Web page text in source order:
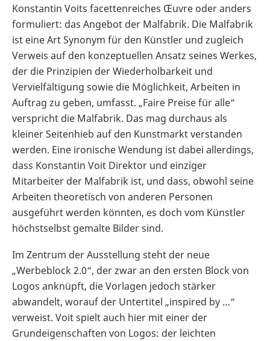
Konstantin Voits facettenreiches Œuvre oder anders
formuliert: das Angebot der Malfabrik. Die Malfabrik
ist eine Art Synonym für den Künstler und zugleich
Verweis auf den konzeptuellen Ansatz seines Werkes,
der die Prinzipien der Wiederholbarkeit und
Vervielfältigung sowie die Möglichkeit, Arbeiten in
Auftrag zu geben, umfasst. „Faire Preise für alle“
verspricht die Malfabrik. Das mag durchaus als
kleiner Seitenhieb auf den Kunstmarkt verstanden
werden. Eine ironische Wendung ist dabei allerdings,
dass Konstantin Voit Direktor und einziger
Mitarbeiter der Malfabrik ist, und dass, obwohl seine
Arbeiten theoretisch von anderen Personen
ausgeführt werden könnten, es doch vom Künstler
höchstselbst gemalte Bilder sind.
Im Zentrum der Ausstellung steht der neue
„Werbeblock 2.0“, der zwar an den ersten Block von
Logos anknüpft, die Vorlagen jedoch stärker
abwandelt, worauf der Untertitel „inspired by …“
verweist. Voit spielt auch hier mit einer der
Grundeigenschaften von Logos: der leichten